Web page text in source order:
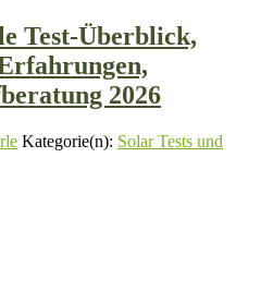
Test-Überblick,
2026
Kategorie(n): Solar Tests und